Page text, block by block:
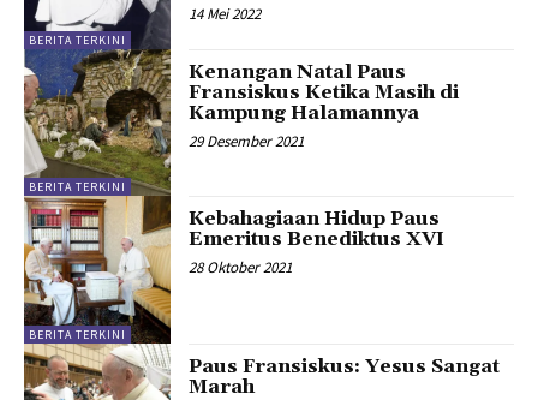
BERITA TERKINI
14 Mei 2022
BERITA TERKINI
Kenangan Natal Paus
Fransiskus Ketika Masih di
Kampung Halamannya
29 Desember 2021
BERITA TERKINI
Kebahagiaan Hidup Paus
Emeritus Benediktus XVI
28 Oktober 2021
Paus Fransiskus: Yesus Sangat
Marah